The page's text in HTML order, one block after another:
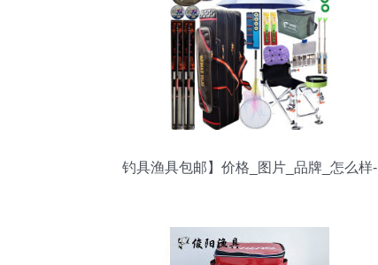
钓具渔具包邮】价格_图片_品牌_怎么样-